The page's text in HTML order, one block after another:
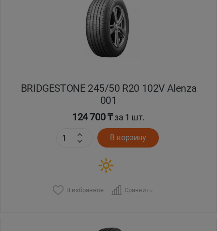
BRIDGESTONE 245/50 R20 102V Alenza
001
124 700 ₸за 1 шт.
В корзину
В избранное Сравнить
Павлодар